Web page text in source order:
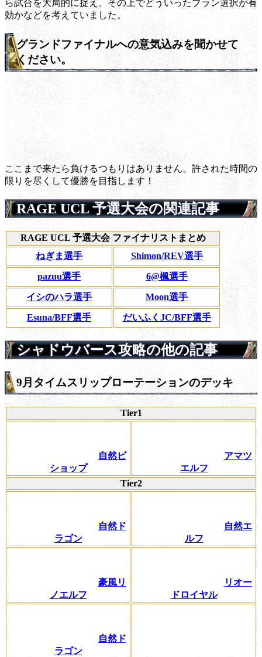
ら試合を大局的に捉え、その上でどういったプラン選択が有
効かなどを考えていました。
グランドファイナルへの意気込みを聞かせて
ください。
ここまで来たら負けるつもりはありません。許された時間の
限りを尽くして優勝を目指します！
RAGE UCL 予選大会の関連記事
RAGE UCL 予選大会 ファイナリストまとめ
ねぎま選手
Shimon/REV選手
pazuu選手 6@楓選手
イシのハラ選手 Moon選手
Esuna/BFF選手 だいふくJC/BFF選手
シャドウバース攻略の他の記事
9月タイムスリップローテーションのデッキ
Tier1
自然ビ
ショップ
アマツ
エルフ
Tier2
自然ド
ラゴン
自然エ
ルフ
豪風リ
ノエルフ
リオー
ドロイヤル
自然ド
ラゴン